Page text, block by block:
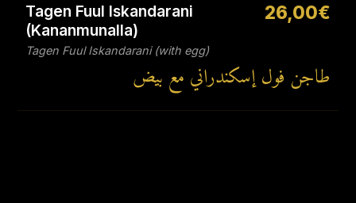
Tagen Fuul Iskandarani
(Kananmunalla)
Tagen Fuul Iskandarani (with egg)
26,00€
طاجن فول إسكندراني مع بيض